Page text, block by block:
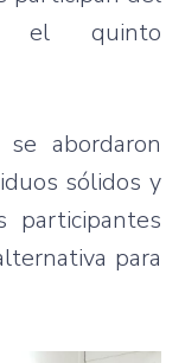
el quinto
abordaron
sólidos y
participantes
para